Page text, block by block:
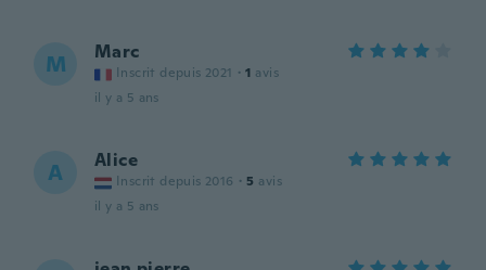
M Marc
Inscrit depuis 2021 · 1 avis
il y a 5 ans
A Alice
Inscrit depuis 2016 · 5 avis
il y a 5 ans